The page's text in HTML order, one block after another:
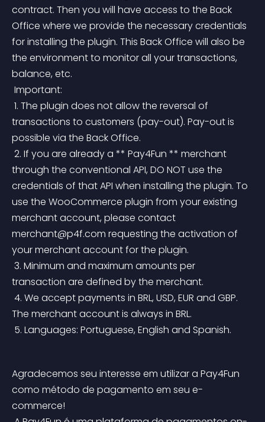
contract. Then you will have access to the Back
Office where we provide the necessary credentials
for installing the plugin. This Back Office will also be
the environment to monitor all your transactions,
balance, etc.
Important:
transactions to customers (pay-out). Pay-out is
possible via the Back Office.
through the conventional API, DO NOT use the
credentials of that API when installing the plugin. To
use the WooCommerce plugin from your existing
merchant account, please contact
merchant@p4f.com requesting the activation of
your merchant account for the plugin.
transaction are defined by the merchant.
The merchant account is always in BRL.
5. Languages: Portuguese, English and Spanish.
Agradecemos seu interesse em utilizar a Pay4Fun
como método de pagamento em seu e-
commerce!